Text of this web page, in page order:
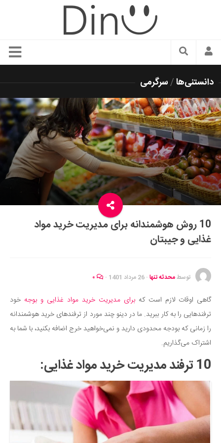
سبک زندگی
زیبایی و آرایش
شیک پوشی
دکوراسیون و چیدمان
غذا
رستوران گردی
آشپزی
سفر و گردشگری
ایران گردی
جهان گردی
موفقیت و مهارت‌های فردی
سلامت
تغذیه سالم
بهداشت
بیماری و درمان
کودک و مادر
ورزش و تندرستی
روانشناسی
مراکز پزشکی و دارویی
فرهنگ و هنر
دانستنی‌ها/سرگرمی
10 روش هوشمندانه برای مدیریت خرید مواد
غذایی و جیبتان
توسطمحدثه تنها · 26 مرداد 1401 ·
گاهی اوقات لازم است که برای مدیریت خرید مواد غذایی و بوجه خود
ترفندهایی را به کار ببرید. ما در دینو چند مورد از ترفندهای خرید هوشمندانه
را زمانی که بودجه محدودی دارید و نمی‌خواهید خرج اضافه بکنید، با شما به
اشتراک می‌گذاریم.
10 ترفند مدیریت خرید مواد غذایی: